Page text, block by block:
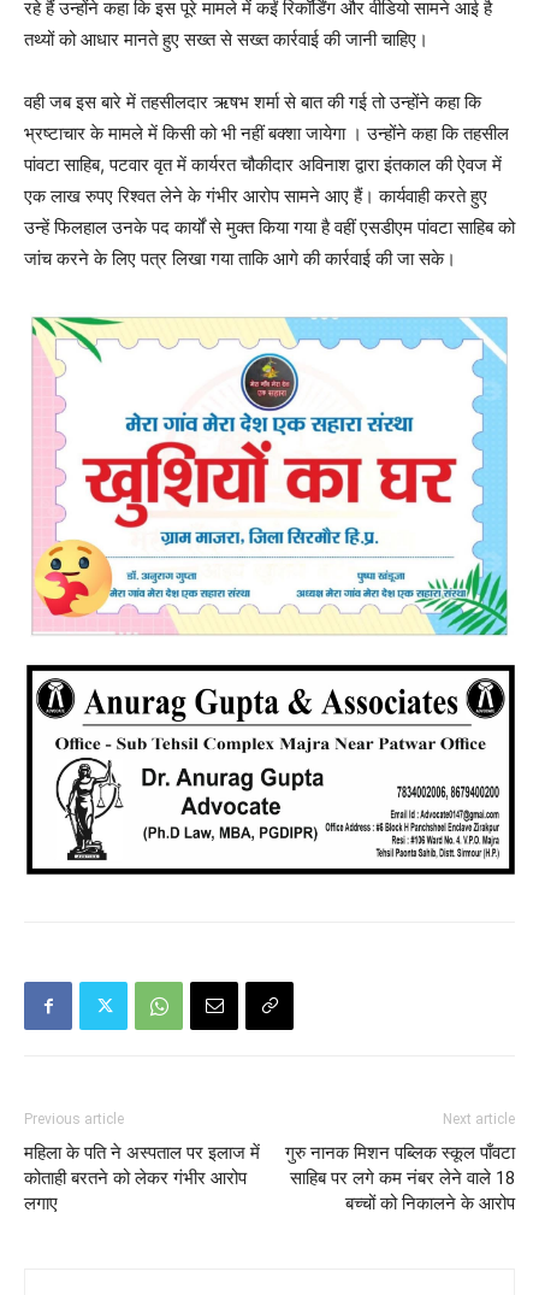
रहे हैं उन्होंने कहा कि इस पूरे मामले में कईं रिकॉर्डिंग और वीडियो सामने आई है
तथ्यों को आधार मानते हुए सख्त से सख्त कार्रवाई की जानी चाहिए।
वही जब इस बारे में तहसीलदार ऋषभ शर्मा से बात की गई तो उन्होंने कहा कि
भ्रष्टाचार के मामले में किसी को भी नहीं बक्शा जायेगा । उन्होंने कहा कि तहसील
पांवटा साहिब, पटवार वृत में कार्यरत चौकीदार अविनाश द्वारा इंतकाल की ऐवज में
एक लाख रुपए रिश्वत लेने के गंभीर आरोप सामने आए हैं। कार्यवाही करते हुए
उन्हें फिलहाल उनके पद कार्यों से मुक्त किया गया है वहीं एसडीएम पांवटा साहिब को
जांच करने के लिए पत्र लिखा गया ताकि आगे की कार्रवाई की जा सके।
Previous article
महिला के पति ने अस्पताल पर इलाज में
कोताही बरतने को लेकर गंभीर आरोप
लगाए
Next article
गुरु नानक मिशन पब्लिक स्कूल पाँवटा
साहिब पर लगे कम नंबर लेने वाले 18
बच्चों को निकालने के आरोप